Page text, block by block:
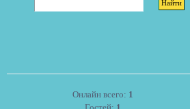
Онлайн всего: 1